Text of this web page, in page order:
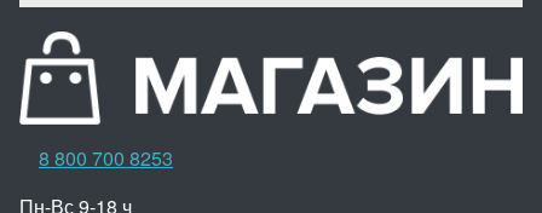
8 800 700 8253
Пн-Вс 9-18 ч